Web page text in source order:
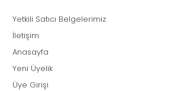
Yetkili Satıcı Belgelerimiz
İletişim
Anasayfa
Yeni Üyelik
Üye Girişi